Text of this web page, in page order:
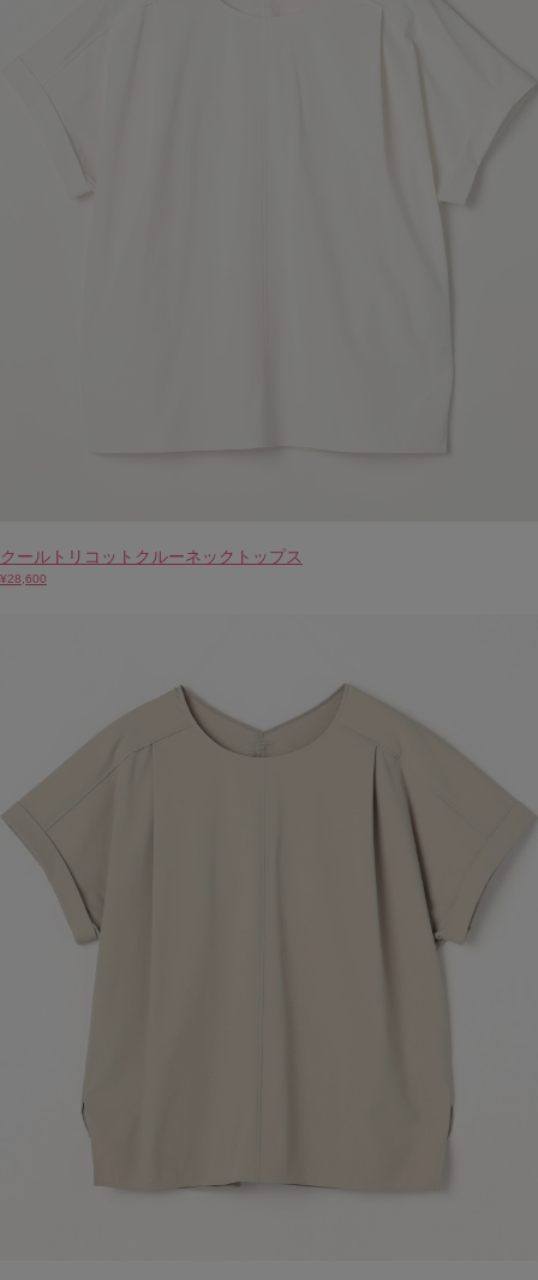
クールトリコットクルーネックトップス
¥28,600